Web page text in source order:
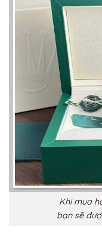
Khi mua
bạn sẽ